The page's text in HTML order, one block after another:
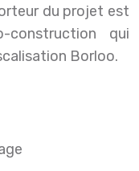
du projet est
construction qui
Borloo.